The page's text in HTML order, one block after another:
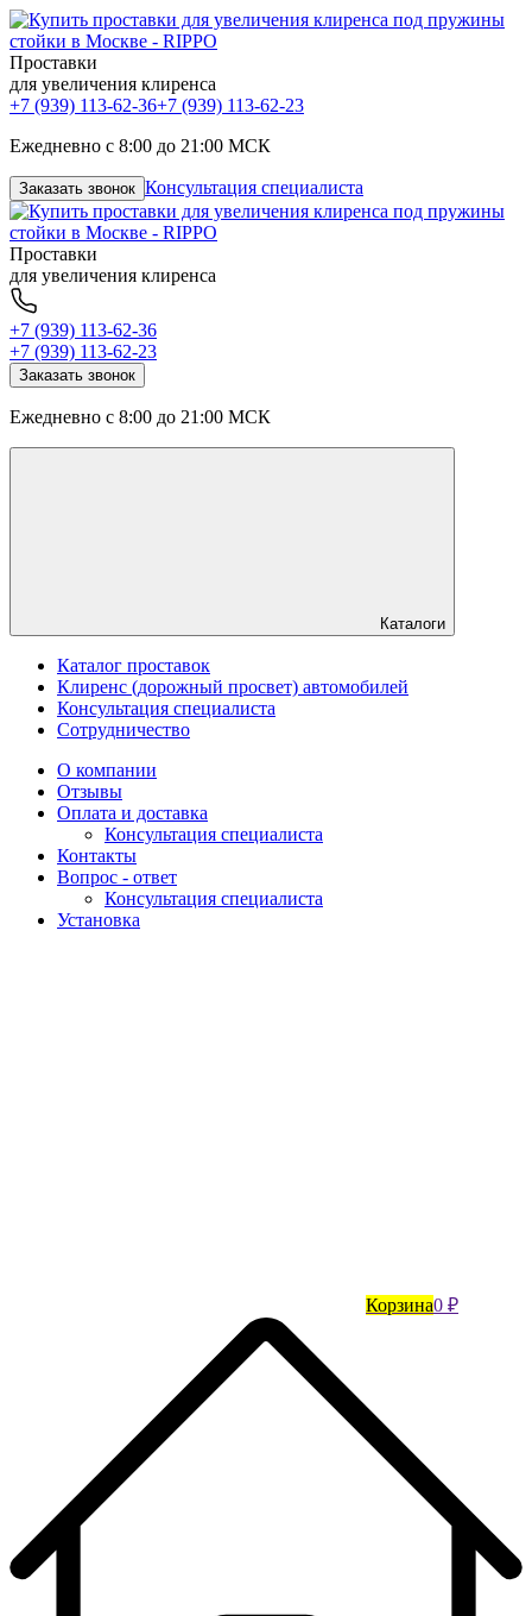
Проставки
для увеличения клиренса
+7 (939) 113-62-36+7 (939) 113-62-23
Ежедневно с 8:00 до 21:00 МСК
Заказать звонок Консультация специалиста
Проставки
для увеличения клиренса
+7 (939) 113-62-36
+7 (939) 113-62-23
Заказать звонок
Ежедневно с 8:00 до 21:00 МСК
Каталоги
Каталог проставок
Клиренс (дорожный просвет) автомобилей
Консультация специалиста
Сотрудничество
О компании
Отзывы
Оплата и доставка
Консультация специалиста
Контакты
Вопрос - ответ
Консультация специалиста
Установка
Корзина0 ₽